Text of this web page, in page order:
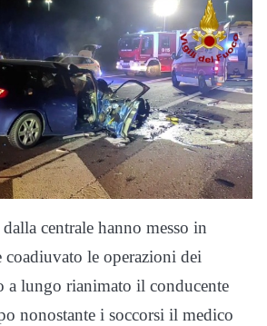
centrale hanno messo in
coadiuvato le operazioni dei
a lungo rianimato il conducente
nonostante i soccorsi il medico